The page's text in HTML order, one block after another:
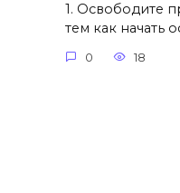
1. Освободите
тем как начать
0 18